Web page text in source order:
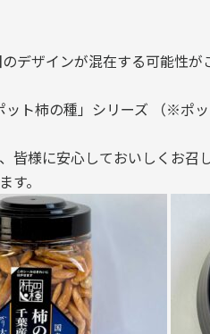
デザインが混在する可能性が
ト柿の種」シリーズ （※ポッ
皆様に安心しておいしくお召
す。